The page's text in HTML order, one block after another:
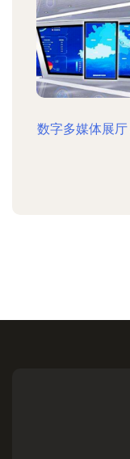
数字多媒体展